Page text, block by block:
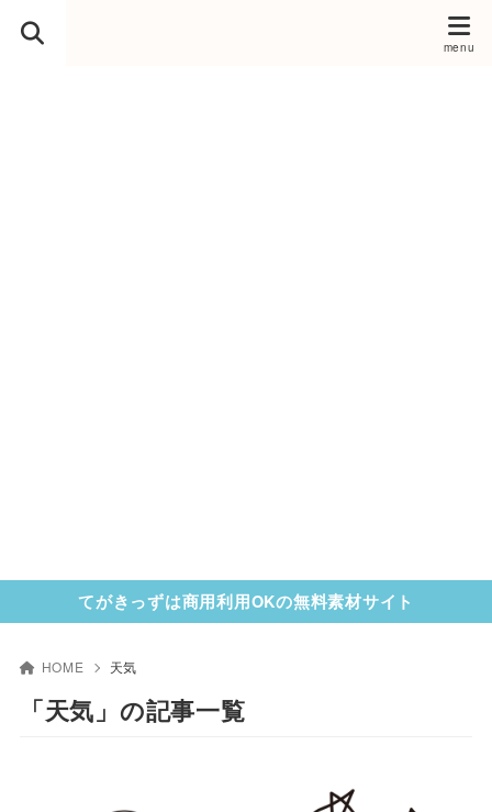
てがきっずは商用利用OKの無料素材サイト
HOME 天気
「天気」の記事一覧